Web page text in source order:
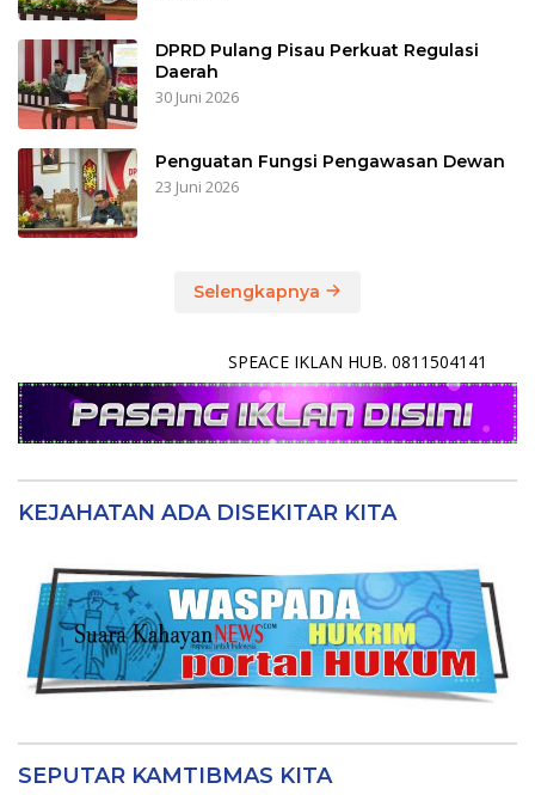
DPRD Pulang Pisau Perkuat Regulasi
Daerah
30 Juni 2026
Penguatan Fungsi Pengawasan Dewan
23 Juni 2026
Selengkapnya
SPEACE IKLAN HUB. 0811504141
KEJAHATAN ADA DISEKITAR KITA
SEPUTAR KAMTIBMAS KITA